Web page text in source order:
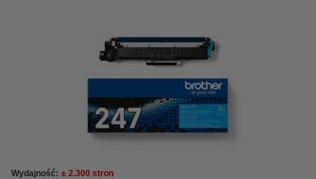
Wydajność: ± 2.300 stron